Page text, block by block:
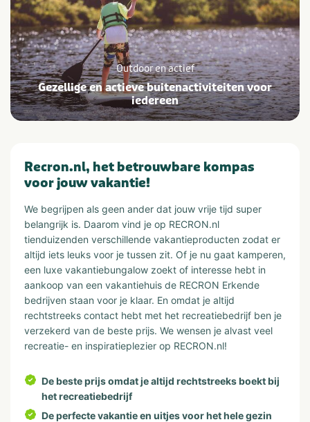
Outdoor en actief
Gezellige en actieve buitenactiviteiten voor
iedereen
Recron.nl, het betrouwbare kompas
voor jouw vakantie!
We begrijpen als geen ander dat jouw vrije tijd super
belangrijk is. Daarom vind je op RECRON.nl
tienduizenden verschillende vakantieproducten zodat er
altijd iets leuks voor je tussen zit. Of je nu gaat kamperen,
een luxe vakantiebungalow zoekt of interesse hebt in
aankoop van een vakantiehuis de RECRON Erkende
bedrijven staan voor je klaar. En omdat je altijd
rechtstreeks contact hebt met het recreatiebedrijf ben je
verzekerd van de beste prijs. We wensen je alvast veel
recreatie- en inspiratieplezier op RECRON.nl!
De beste prijs omdat je altijd rechtstreeks boekt bij
het recreatiebedrijf
De perfecte vakantie en uitjes voor het hele gezin